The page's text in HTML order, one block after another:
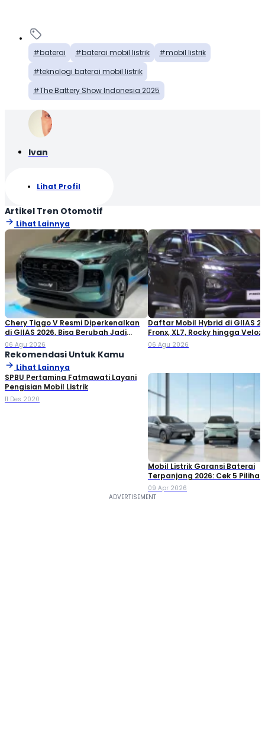
baterai baterai mobil listrik
mobil listrik
teknologi baterai mobil listrik
The Battery Show Indonesia 2025
Ivan
Lihat Profil
Artikel Tren Otomotif
Lihat Lainnya
Chery Tiggo V Resmi Diperkenalkan
di GIIAS 2026, Bisa Berubah Jadi
Double Cabin
06 Agu 2026
Daftar Mobil Hybrid di GIIAS
Fronx, XL7, Rocky hingga Veloz!
06 Agu 2026
Rekomendasi Untuk Kamu
Lihat Lainnya
SPBU Pertamina Fatmawati Layani
Pengisian Mobil Listrik
11 Des 2020
Mobil Listrik Garansi Baterai
Terpanjang 2026: Cek 5
09 Apr 2026